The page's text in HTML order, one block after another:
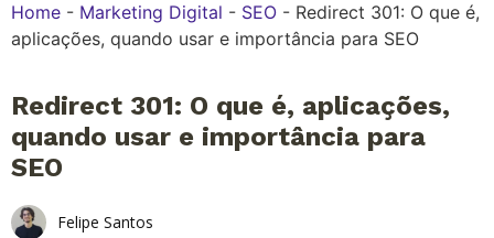
Home - Marketing Digital - SEO - Redirect 301: O que é,
aplicações, quando usar e importância para SEO
Redirect 301: O que é, aplicações,
quando usar e importância para
SEO
Felipe Santos